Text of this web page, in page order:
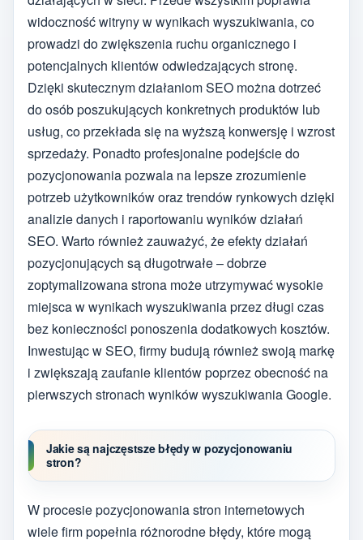
widoczność witryny w wynikach wyszukiwania, co
prowadzi do zwiększenia ruchu organicznego i
potencjalnych klientów odwiedzających stronę.
Dzięki skutecznym działaniom SEO można dotrzeć
do osób poszukujących konkretnych produktów lub
usług, co przekłada się na wyższą konwersję i wzrost
sprzedaży. Ponadto profesjonalne podejście do
pozycjonowania pozwala na lepsze zrozumienie
potrzeb użytkowników oraz trendów rynkowych dzięki
analizie danych i raportowaniu wyników działań
SEO. Warto również zauważyć, że efekty działań
pozycjonujących są długotrwałe – dobrze
zoptymalizowana strona może utrzymywać wysokie
miejsca w wynikach wyszukiwania przez długi czas
bez konieczności ponoszenia dodatkowych kosztów.
Inwestując w SEO, firmy budują również swoją markę
i zwiększają zaufanie klientów poprzez obecność na
pierwszych stronach wyników wyszukiwania Google.
Jakie są najczęstsze błędy w pozycjonowaniu
stron?
W procesie pozycjonowania stron internetowych
wiele firm popełnia różnorodne błędy, które mogą